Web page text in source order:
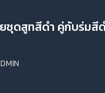
ชุดสูทสีดำ คู่กับร่มสี